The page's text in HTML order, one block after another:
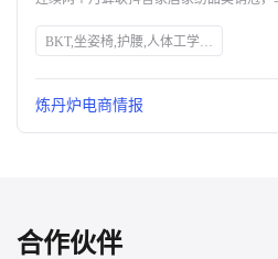
BKT,坐姿椅,护腰,人体工学,抖音,家居家纺,销量,网红,品牌力,电商布局,直播带货,消费者需求
炼丹炉电商情报
合作伙伴